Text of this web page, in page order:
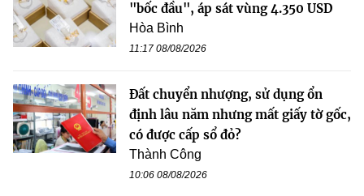
"bốc đầu", áp sát vùng 4.350 USD
Hòa Bình
11:17 08/08/2026
Đất chuyển nhượng, sử dụng ổn
định lâu năm nhưng mất giấy tờ gốc,
có được cấp sổ đỏ?
Thành Công
10:06 08/08/2026